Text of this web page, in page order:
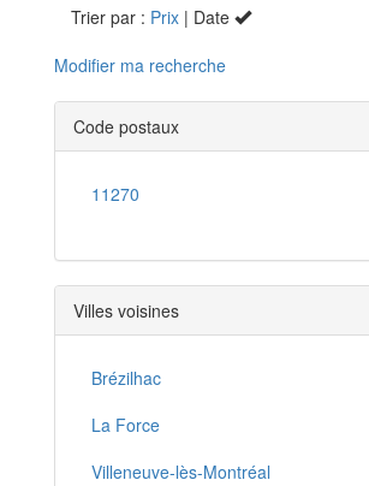
Trier par : Prix | Date
Modifier ma recherche
Code postaux
11270
Villes voisines
Brézilhac
La Force
Villeneuve-lès-Montréal